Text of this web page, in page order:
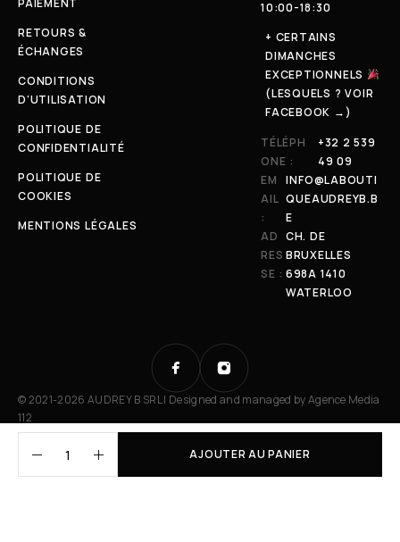
AJOUTER AU PANIER
RETOURS &
ÉCHANGES
CONDITIONS
D'UTILISATION
POLITIQUE DE
CONFIDENTIALITÉ
POLITIQUE DE
COOKIES
MENTIONS LÉGALES
10:00-18:30
+ CERTAINS
DIMANCHES
EXCEPTIONNELS
(LESQUELS ? VOIR
FACEBOOK →)
TÉLÉPH
ONE :
+32 2 539
49 09
EM
AIL
:
INFO@LABOUTI
QUEAUDREYB.B
E
AD
RES
SE :
CH. DE
BRUXELLES
698A 1410
WATERLOO
© 2021-2026 AUDREY B SRL | Designed and managed byAgence Media
112